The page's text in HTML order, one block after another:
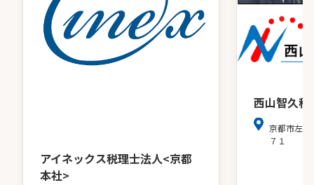
アイネックス税理士法人<京都
本社>
西山智久税
京都市左京
７１